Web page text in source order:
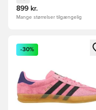
899 kr.
Mange størrelser tilgængelig
Åbner en Modal til at
-30%